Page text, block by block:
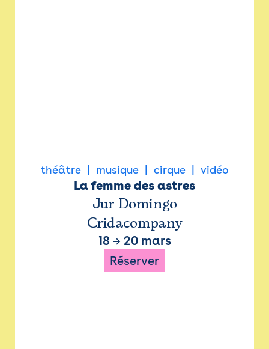
théâtre musique cirque vidéo
La femme des astres
Jur Domingo
Cridacompany
18 → 20 mars
Réserver